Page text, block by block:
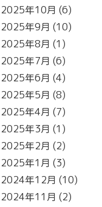
2025年10月 (6)
2025年9月 (10)
2025年8月 (1)
2025年7月 (6)
2025年6月 (4)
2025年5月 (8)
2025年4月 (7)
2025年3月 (1)
2025年2月 (2)
2025年1月 (3)
2024年12月 (10)
2024年11月 (2)